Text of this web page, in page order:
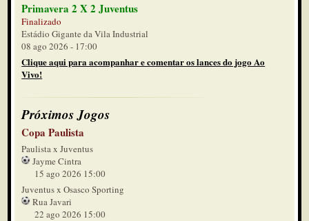
Primavera 2 X 2 Juventus
Finalizado
Estádio Gigante da Vila Industrial
08 ago 2026 - 17:00
Clique aqui para acompanhar e comentar os lances do jogo Ao
Vivo!
Próximos Jogos
Copa Paulista
Paulista x Juventus
Jayme Cintra
15 ago 2026 15:00
Juventus x Osasco Sporting
Rua Javari
22 ago 2026 15:00